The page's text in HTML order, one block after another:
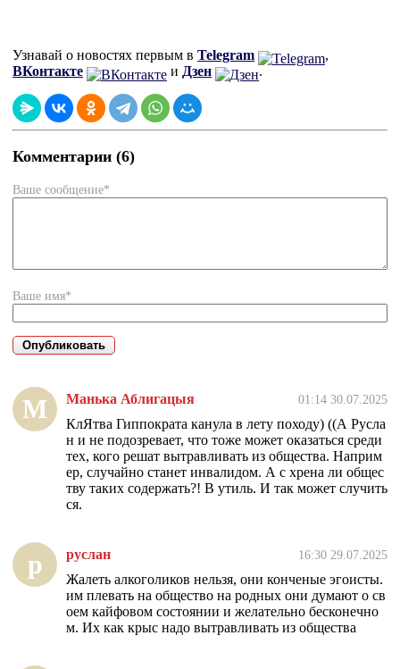
Узнавай о новостях первым в Telegram
,
ВКонтакте
и Дзен .
Комментарии (6)
Ваше сообщение*
Ваше имя*
М Манька Аблигацыя 01:14 30.07.2025
КлЯтва Гиппократа канула в лету походу) ((А Русла
н и не подозревает, что тоже может оказаться среди
тех, кого решат вытравливать из общества. Наприм
ер, случайно станет инвалидом. А с хрена ли общес
тву таких содержать?! В утиль. И так может случить
ся.
р руслан 16:30 29.07.2025
Жалеть алкоголиков нельзя, они конченые эгоисты.
им плевать на общество на родных они думают о св
оем кайфовом состоянии и желательно бесконечно
м. Их как крыс надо вытравливать из общества